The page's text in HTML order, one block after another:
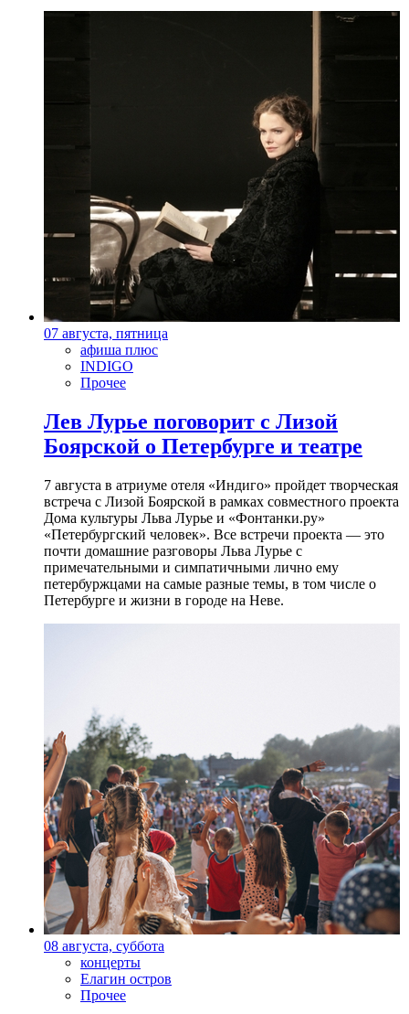
07 августа, пятница
афиша плюс
INDIGO
Прочее
Лев Лурье поговорит с Лизой
Боярской о Петербурге и театре
7 августа в атриуме отеля «Индиго» пройдет творческая
встреча с Лизой Боярской в рамках совместного проекта
Дома культуры Льва Лурье и «Фонтанки.ру»
«Петербургский человек». Все встречи проекта — это
почти домашние разговоры Льва Лурье с
примечательными и симпатичными лично ему
петербуржцами на самые разные темы, в том числе о
Петербурге и жизни в городе на Неве.
08 августа, суббота
концерты
Елагин остров
Прочее